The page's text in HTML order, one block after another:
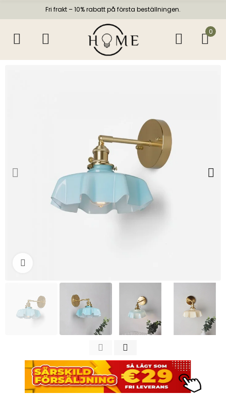
Fri frakt – 10% rabatt på första beställningen.
0